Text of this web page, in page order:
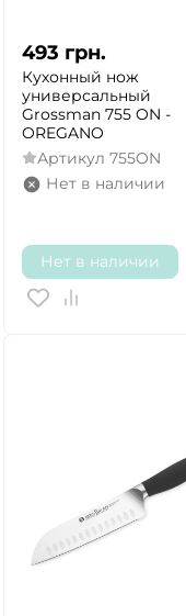
493 грн.
Кухонный нож
универсальный
Grossman 755 ON -
OREGANO
Артикул 755ON
Нет в наличии
Нет в наличии